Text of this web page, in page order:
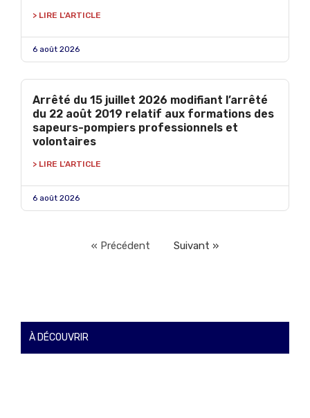
> LIRE L'ARTICLE
6 août 2026
Arrêté du 15 juillet 2026 modifiant l’arrêté
du 22 août 2019 relatif aux formations des
sapeurs-pompiers professionnels et
volontaires
> LIRE L'ARTICLE
6 août 2026
« Précédent Suivant »
À DÉCOUVRIR